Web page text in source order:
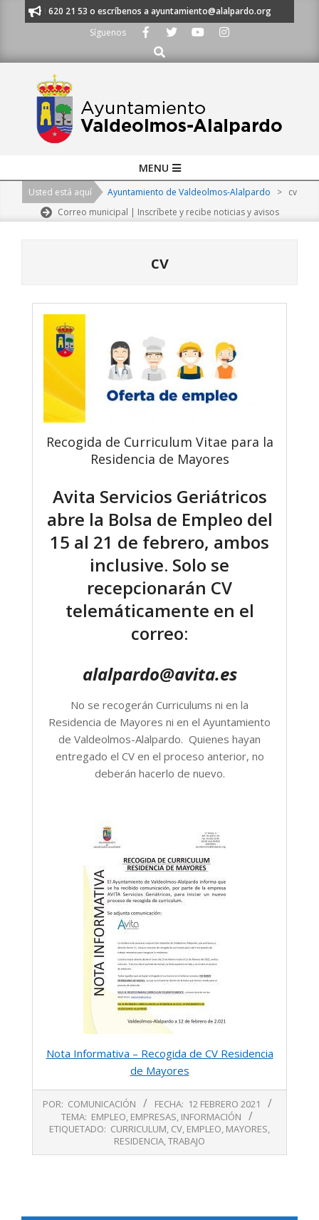
al 91 620 21 53 o escríbenos a ayuntamiento@alalpardo.org
Síguenos
Buscar
Navigation
MENU
Usted está aquí Ayuntamiento de Valdeolmos-Alalpardo > cv
Correo municipal | Inscríbete y recibe noticias y avisos
cv
Recogida de Curriculum Vitae para la
Residencia de Mayores
Avita Servicios Geriátricos
abre la Bolsa de Empleo del
15 al 21 de febrero, ambos
inclusive. Solo se
recepcionarán CV
telemáticamente en el
correo:
alalpardo@avita.es
No se recogerán Curriculums ni en la
Residencia de Mayores ni en el Ayuntamiento
de Valdeolmos-Alalpardo. Quienes hayan
entregado el CV en el proceso anterior, no
deberán hacerlo de nuevo.
Nota Informativa – Recogida de CV Residencia
de Mayores
02-
POR: COMUNICACIÓN FECHA: 12 FEBRERO 2021
TEMA: EMPLEO, EMPRESAS, INFORMACIÓN
ETIQUETADO: CURRICULUM, CV, EMPLEO, MAYORES,
RESIDENCIA,TRABAJO